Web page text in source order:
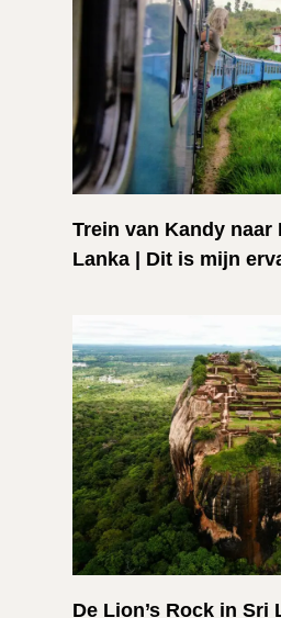
Trein van Kandy naar
Lanka | Dit is mijn
De Lion’s Rock in Sri